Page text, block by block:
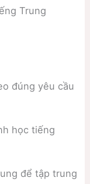
Trung
đúng yêu cầu
học tiếng
để tập trung